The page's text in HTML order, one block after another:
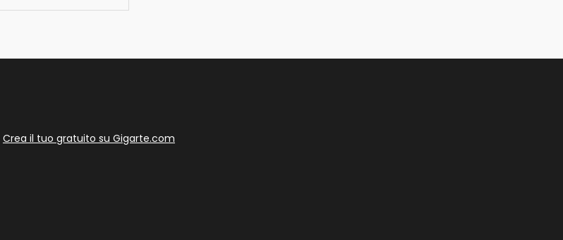
Crea il tuo gratuito su Gigarte.com